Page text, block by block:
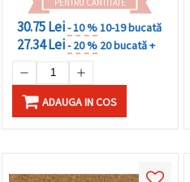
30.75 Lei- 10 %10-19 bucată
27.34 Lei- 20 % 20 bucată +
ADAUGA IN COS